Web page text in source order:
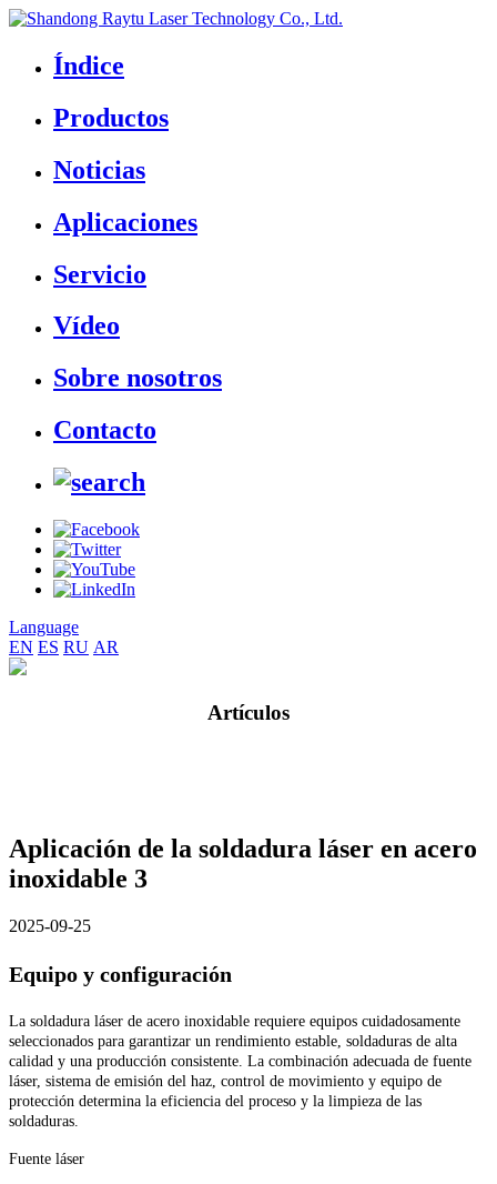
Índice
Productos
Noticias
Aplicaciones
Servicio
Vídeo
Sobre nosotros
Contacto
Language
EN ES RU AR
Artículos
Aplicación de la soldadura láser en acero
inoxidable 3
2025-09-25
Equipo y configuración
La soldadura láser de acero inoxidable requiere equipos cuidadosamente
seleccionados para garantizar un rendimiento estable, soldaduras de alta
calidad y una producción consistente. La combinación adecuada de fuente
láser, sistema de emisión del haz, control de movimiento y equipo de
protección determina la eficiencia del proceso y la limpieza de las
soldaduras.
Fuente láser